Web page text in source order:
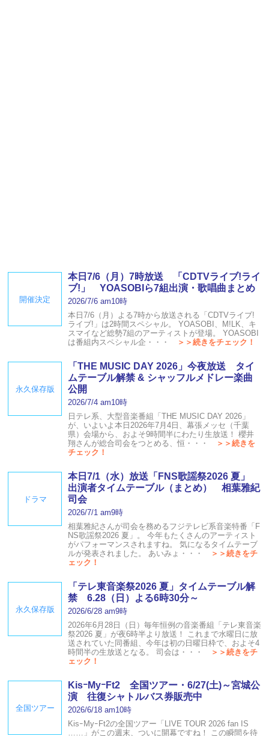
開催決定
本日7/6（月）7時放送 「CDTVライブ!ライ
ブ!」 YOASOBIら7組出演・歌唱曲まとめ
2026/7/6 am10時
本日7/6（月）よる7時から放送される「CDTVライブ!
ライブ!」は2時間スペシャル。 YOASOBI、M!LK、キ
スマイなど総勢7組のアーティストが登場。 YOASOBI
は番組内スペシャル企・・・
＞＞続きをチェック！
永久保存版
「THE MUSIC DAY 2026」今夜放送 タイ
ムテーブル解禁 & シャッフルメドレー楽曲
公開
2026/7/4 am10時
日テレ系、大型音楽番組「THE MUSIC DAY 2026」
が、いよいよ本日2026年7月4日、幕張メッセ（千葉
県）会場から、およそ9時間半にわたり生放送！ 櫻井
翔さんが総合司会をつとめる、恒・・・
＞＞続きを
チェック！
ドラマ
本日7/1（水）放送「FNS歌謡祭2026 夏」
出演者タイムテーブル（まとめ） 相葉雅紀
司会
2026/7/1 am9時
相葉雅紀さんが司会を務めるフジテレビ系音楽特番「F
NS歌謡祭2026 夏」。 今年もたくさんのアーティスト
がパフォーマンスされますね。 気になるタイムテーブ
ルが発表されました。 あいみょ・・・
＞＞続きをチ
ェック！
永久保存版
「テレ東音楽祭2026 夏」タイムテーブル解
禁 6.28（日）よる6時30分～
2026/6/28 am9時
2026年6月28日（日）毎年恒例の音楽番組「テレ東音楽
祭2026 夏」が夜6時半より放送！ これまで水曜日に放
送されていた同番組、今年は初の日曜日枠で、およそ4
時間半の生放送となる。 司会は・・・
＞＞続きをチ
ェック！
全国ツアー
KisｰMyｰFt2 全国ツアー・6/27(土)～宮城公
演 往復シャトルバス券販売中
2026/6/18 am10時
KisｰMyｰFt2の全国ツアー「LIVE TOUR 2026 fan IS
……」がこの週末、ついに開幕ですね！ この瞬間を待